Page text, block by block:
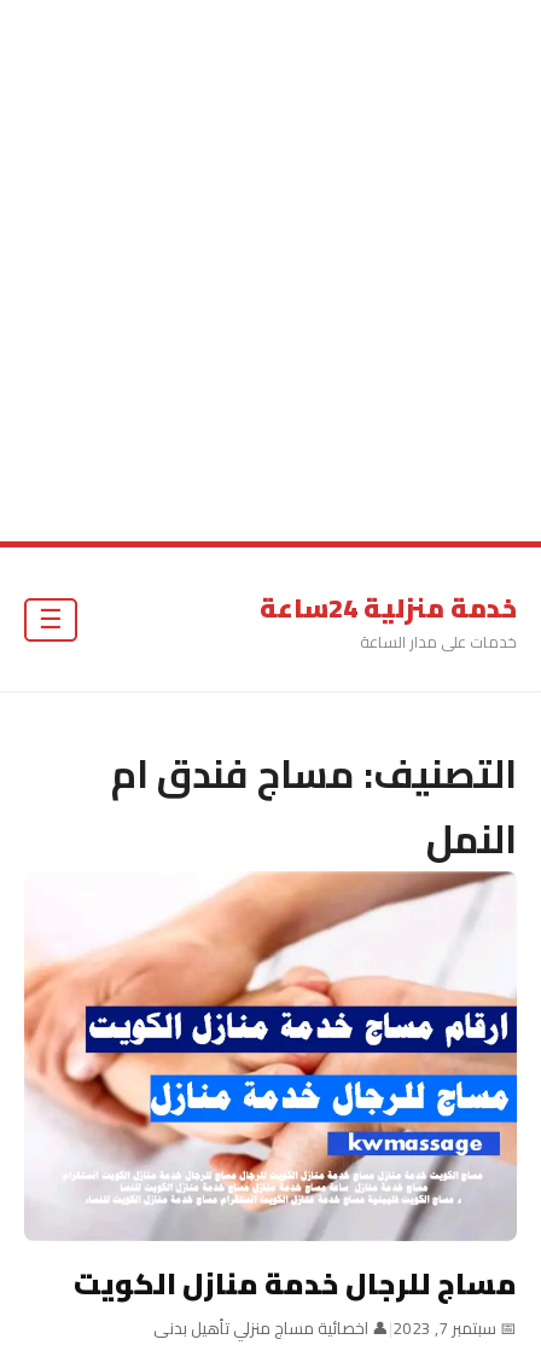
خدمة منزلية 24ساعة
خدمات على مدار الساعة
☰
التصنيف:مساج فندق ام
النمل
مساج للرجال خدمة منازل الكويت
📅 سبتمبر 7, 2023 |👤 اخصائية مساج منزلي تأهيل بدنى